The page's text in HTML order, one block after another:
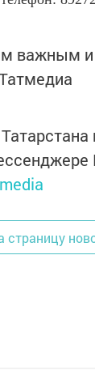
важным
страницу